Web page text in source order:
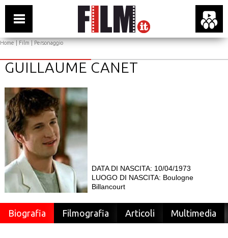
Home|Film| Personaggio
GUILLAUME CANET
DATA DI NASCITA: 10/04/1973
LUOGO DI NASCITA: Boulogne
Billancourt
Biografia Filmografia Articoli Multimedia